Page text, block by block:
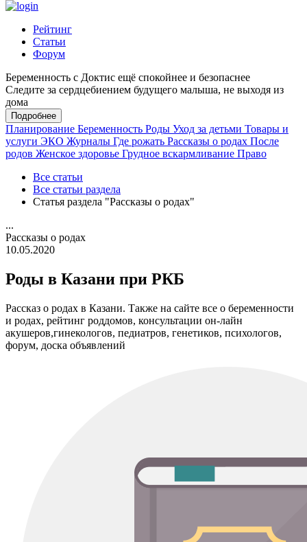
Рейтинг
Статьи
Форум
Беременность с Доктис ещё спокойнее и безопаснее
Следите за сердцебиением будущего малыша, не выходя из
дома
Подробнее
Планирование Беременность Роды Уход за детьми Товары и
услуги ЭКО Журналы Где рожать Рассказы о родах После
родов Женское здоровье Грудное вскармливание Право
Все статьи
Все статьи раздела
Статья раздела "Рассказы о родах"
...
Рассказы о родах
10.05.2020
Роды в Казани при РКБ
Рассказ о родах в Казани. Также на сайте все о беременности
и родах, рейтинг роддомов, консультации он-лайн
акушеров,гинекологов, педиатров, генетиков, психологов,
форум, доска объявлений